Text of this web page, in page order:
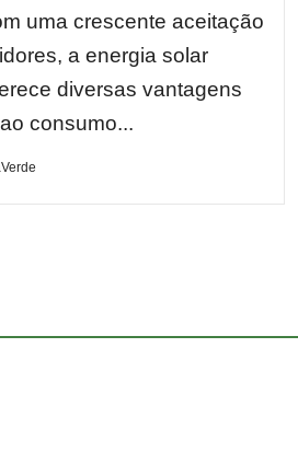
uma crescente aceitação
a energia solar
diversas vantagens
consumo...